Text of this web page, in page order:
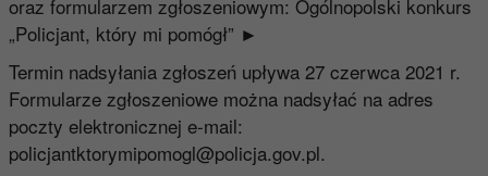
oraz formularzem zgłoszeniowym: Ogólnopolski konkurs
„Policjant, który mi pomógł” ►
Termin nadsyłania zgłoszeń upływa 27 czerwca 2021 r.
Formularze zgłoszeniowe można nadsyłać na adres
poczty elektronicznej e-mail:
policjantktorymipomogl@policja.gov.pl.